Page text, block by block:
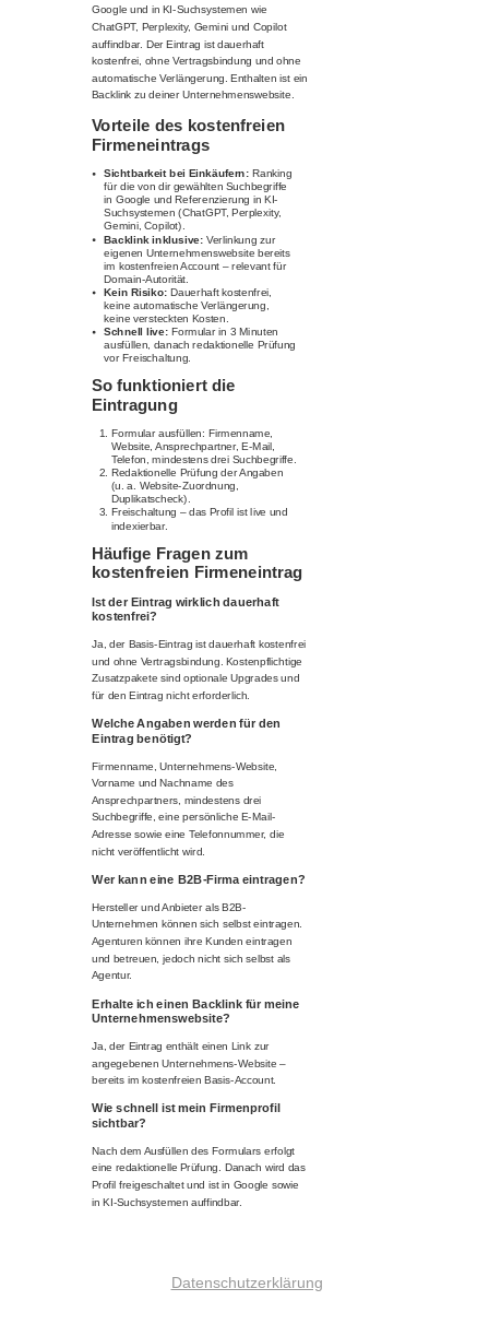
Datenschutzerklärung
Google und in KI-Suchsystemen wie
ChatGPT, Perplexity, Gemini und Copilot
auffindbar. Der Eintrag ist dauerhaft
kostenfrei, ohne Vertragsbindung und ohne
automatische Verlängerung. Enthalten ist ein
Backlink zu deiner Unternehmenswebsite.
Vorteile des kostenfreien
Firmeneintrags
Sichtbarkeit bei Einkäufern: Ranking
für die von dir gewählten Suchbegriffe
in Google und Referenzierung in KI-
Suchsystemen (ChatGPT, Perplexity,
Gemini, Copilot).
Backlink inklusive: Verlinkung zur
eigenen Unternehmenswebsite bereits
im kostenfreien Account – relevant für
Domain-Autorität.
Kein Risiko: Dauerhaft kostenfrei,
keine automatische Verlängerung,
keine versteckten Kosten.
Schnell live: Formular in 3 Minuten
ausfüllen, danach redaktionelle Prüfung
vor Freischaltung.
So funktioniert die
Eintragung
Formular ausfüllen: Firmenname,
Website, Ansprechpartner, E-Mail,
Telefon, mindestens drei Suchbegriffe.
Redaktionelle Prüfung der Angaben
(u. a. Website-Zuordnung,
Duplikatscheck).
Freischaltung – das Profil ist live und
indexierbar.
Häufige Fragen zum
kostenfreien Firmeneintrag
Ist der Eintrag wirklich dauerhaft
kostenfrei?
Ja, der Basis-Eintrag ist dauerhaft kostenfrei
und ohne Vertragsbindung. Kostenpflichtige
Zusatzpakete sind optionale Upgrades und
für den Eintrag nicht erforderlich.
Welche Angaben werden für den
Eintrag benötigt?
Firmenname, Unternehmens-Website,
Vorname und Nachname des
Ansprechpartners, mindestens drei
Suchbegriffe, eine persönliche E-Mail-
Adresse sowie eine Telefonnummer, die
nicht veröffentlicht wird.
Wer kann eine B2B-Firma eintragen?
Hersteller und Anbieter als B2B-
Unternehmen können sich selbst eintragen.
Agenturen können ihre Kunden eintragen
und betreuen, jedoch nicht sich selbst als
Agentur.
Erhalte ich einen Backlink für meine
Unternehmenswebsite?
Ja, der Eintrag enthält einen Link zur
angegebenen Unternehmens-Website –
bereits im kostenfreien Basis-Account.
Wie schnell ist mein Firmenprofil
sichtbar?
Nach dem Ausfüllen des Formulars erfolgt
eine redaktionelle Prüfung. Danach wird das
Profil freigeschaltet und ist in Google sowie
in KI-Suchsystemen auffindbar.